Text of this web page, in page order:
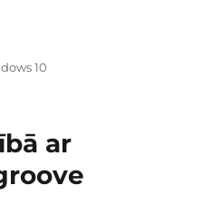
10
ar